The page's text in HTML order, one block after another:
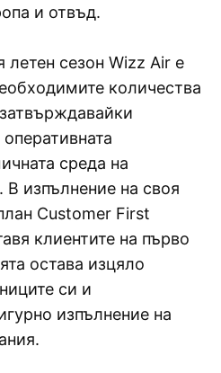
и отвъд.
летен сезон Wizz Air е
количества
среда на
В изпълнение на своя
Customer First
клиентите на първо
остава изцяло
си и
изпълнение на